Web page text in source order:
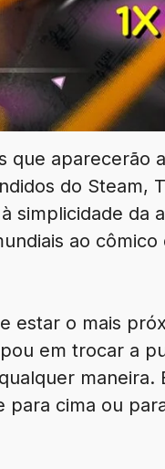
que aparecerão
do Steam,
simplicidade da
ao
estar o mais
em trocar a
maneira.
cima ou